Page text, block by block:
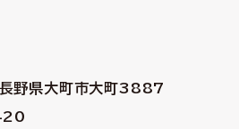
長野県大町市大町3887